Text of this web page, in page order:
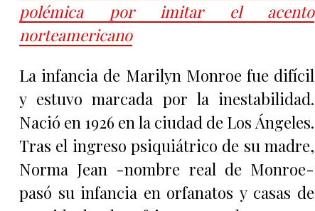
polémica por imitar el acento
norteamericano
La infancia de Marilyn Monroe fue difícil
y estuvo marcada por la inestabilidad.
Nació en 1926 en la ciudad de Los Ángeles.
Tras el ingreso psiquiátrico de su madre,
Norma Jean -nombre real de Monroe-
pasó su infancia en orfanatos y casas de